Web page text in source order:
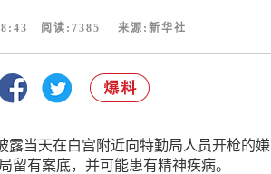
阅读: 7385 来源:新华社
露当天在白宫附近向特勤局人员开枪的嫌
留有案底，并可能患有精神疾病。